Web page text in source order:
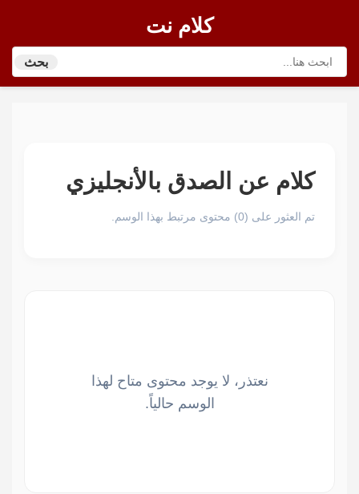
كلام نت
بحث
كلام عن الصدق بالأنجليزي
تم العثور على (0) محتوى مرتبط بهذا الوسم.
نعتذر، لا يوجد محتوى متاح لهذا
الوسم حالياً.